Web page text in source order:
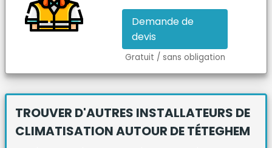
Demande de
devis
Gratuit / sans obligation
TROUVER D'AUTRES INSTALLATEURS DE
CLIMATISATIONAUTOUR DE TÉTEGHEM